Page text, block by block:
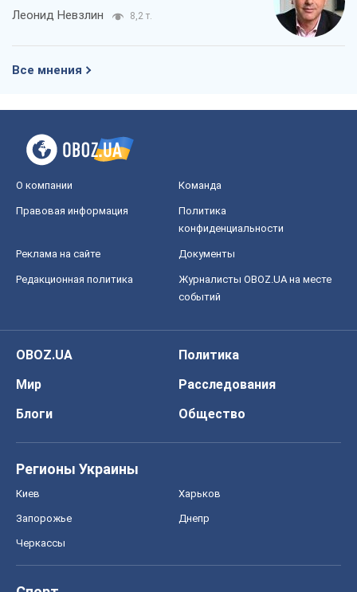
Леонид Невзлин 8,2 т.
Все мнения
О компании Команда
Правовая информация
Политика
конфиденциальности
Реклама на сайте Документы
Редакционная политика
Журналисты OBOZ.UA на месте
событий
OBOZ.UA
Политика
Мир
Расследования
Блоги
Общество
Регионы Украины
Киев Харьков
Запорожье Днепр
Черкассы